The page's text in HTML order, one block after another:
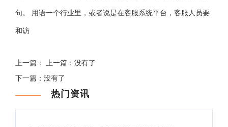
句。 用语一个行业里，或者说是在客服系统平台，客服人员要
和访
上一篇： 上一篇：没有了
下一篇：没有了
热门资讯